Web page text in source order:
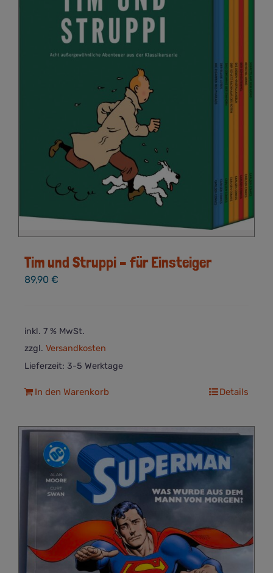
Tim und Struppi – für Einsteiger
89,90 €
inkl. 7 % MwSt.
zzgl. Versandkosten
Lieferzeit: 3-5 Werktage
In den Warenkorb Details